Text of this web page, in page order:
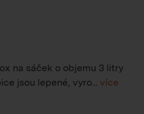
na sáček o objemu 3 litry
jsou lepené, vyro... více